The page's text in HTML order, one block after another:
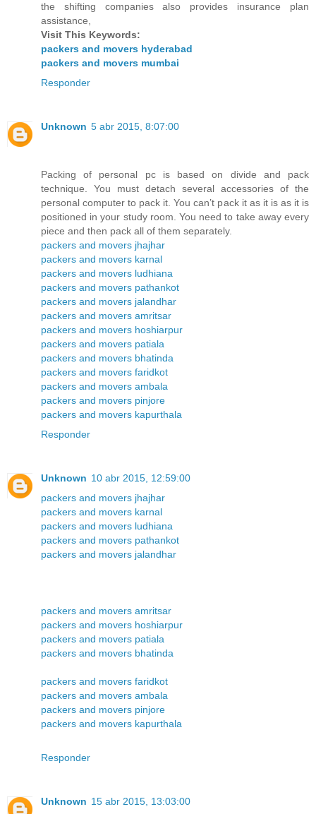
the shifting companies also provides insurance plan
assistance,
Visit This Keywords:
packers and movers hyderabad
packers and movers mumbai
Responder
Unknown 5 abr 2015, 8:07:00
Packing of personal pc is based on divide and pack
technique. You must detach several accessories of the
personal computer to pack it. You can’t pack it as it is as it is
positioned in your study room. You need to take away every
piece and then pack all of them separately.
packers and movers jhajhar
packers and movers karnal
packers and movers ludhiana
packers and movers pathankot
packers and movers jalandhar
packers and movers amritsar
packers and movers hoshiarpur
packers and movers patiala
packers and movers bhatinda
packers and movers faridkot
packers and movers ambala
packers and movers pinjore
packers and movers kapurthala
Responder
Unknown 10 abr 2015, 12:59:00
packers and movers jhajhar
packers and movers karnal
packers and movers ludhiana
packers and movers pathankot
packers and movers jalandhar
packers and movers amritsar
packers and movers hoshiarpur
packers and movers patiala
packers and movers bhatinda
packers and movers faridkot
packers and movers ambala
packers and movers pinjore
packers and movers kapurthala
Responder
Unknown 15 abr 2015, 13:03:00